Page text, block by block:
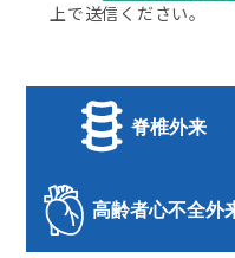
上で送信ください。
脊椎外来
高齢者心不全外